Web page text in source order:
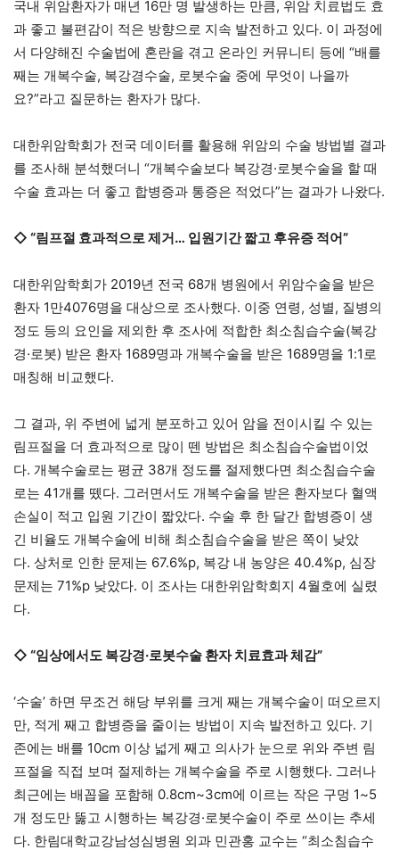
국내 위암환자가 매년 16만 명 발생하는 만큼, 위암 치료법도 효
과 좋고 불편감이 적은 방향으로 지속 발전하고 있다. 이 과정에
서 다양해진 수술법에 혼란을 겪고 온라인 커뮤니티 등에 “배를
째는 개복수술, 복강경수술, 로봇수술 중에 무엇이 나을까
요?”라고 질문하는 환자가 많다.
대한위암학회가 전국 데이터를 활용해 위암의 수술 방법별 결과
를 조사해 분석했더니 “개복수술보다 복강경·로봇수술을 할 때
수술 효과는 더 좋고 합병증과 통증은 적었다”는 결과가 나왔다.
◇ “림프절 효과적으로 제거… 입원기간 짧고 후유증 적어”
대한위암학회가 2019년 전국 68개 병원에서 위암수술을 받은
환자 1만4076명을 대상으로 조사했다. 이중 연령, 성별, 질병의
정도 등의 요인을 제외한 후 조사에 적합한 최소침습수술(복강
경·로봇) 받은 환자 1689명과 개복수술을 받은 1689명을 1:1로
매칭해 비교했다.
그 결과, 위 주변에 넓게 분포하고 있어 암을 전이시킬 수 있는
림프절을 더 효과적으로 많이 뗀 방법은 최소침습수술법이었
다. 개복수술로는 평균 38개 정도를 절제했다면 최소침습수술
로는 41개를 뗐다. 그러면서도 개복수술을 받은 환자보다 혈액
손실이 적고 입원 기간이 짧았다. 수술 후 한 달간 합병증이 생
긴 비율도 개복수술에 비해 최소침습수술을 받은 쪽이 낮았
다. 상처로 인한 문제는 67.6%p, 복강 내 농양은 40.4%p, 심장
문제는 71%p 낮았다. 이 조사는 대한위암학회지 4월호에 실렸
다.
◇ “임상에서도 복강경·로봇수술 환자 치료효과 체감”
‘수술’ 하면 무조건 해당 부위를 크게 째는 개복수술이 떠오르지
만, 적게 째고 합병증을 줄이는 방법이 지속 발전하고 있다. 기
존에는 배를 10cm 이상 넓게 째고 의사가 눈으로 위와 주변 림
프절을 직접 보며 절제하는 개복수술을 주로 시행했다. 그러나
최근에는 배꼽을 포함해 0.8cm~3cm에 이르는 작은 구멍 1~5
개 정도만 뚫고 시행하는 복강경·로봇수술이 주로 쓰이는 추세
다. 한림대학교강남성심병원 외과 민관홍 교수는 “최소침습수